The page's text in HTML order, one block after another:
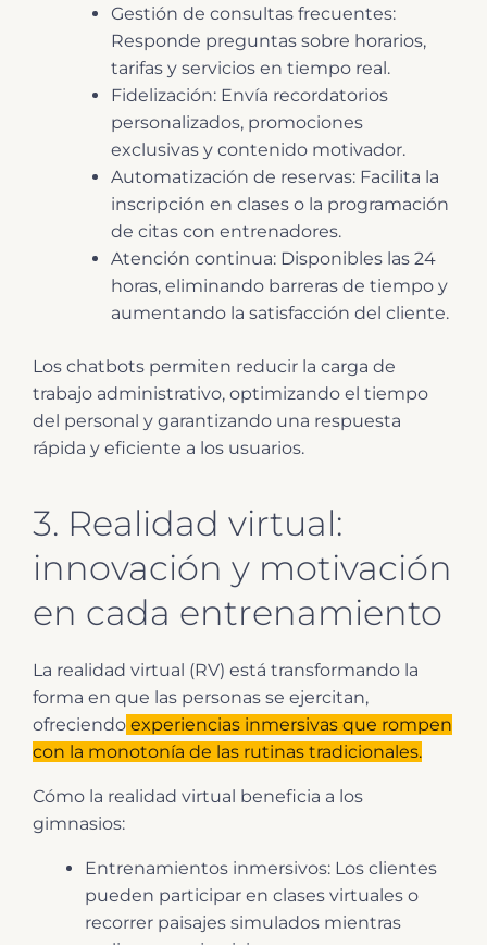
Gestión de consultas frecuentes:
Responde preguntas sobre horarios,
tarifas y servicios en tiempo real.
Fidelización: Envía recordatorios
personalizados, promociones
exclusivas y contenido motivador.
Automatización de reservas: Facilita la
inscripción en clases o la programación
de citas con entrenadores.
Atención continua: Disponibles las 24
horas, eliminando barreras de tiempo y
aumentando la satisfacción del cliente.
Los chatbots permiten reducir la carga de
trabajo administrativo, optimizando el tiempo
del personal y garantizando una respuesta
rápida y eficiente a los usuarios.
3. Realidad virtual:
innovación y motivación
en cada entrenamiento
La realidad virtual (RV) está transformando la
forma en que las personas se ejercitan,
ofreciendo experiencias inmersivas que rompen
con la monotonía de las rutinas tradicionales.
Cómo la realidad virtual beneficia a los
gimnasios:
Entrenamientos inmersivos: Los clientes
pueden participar en clases virtuales o
recorrer paisajes simulados mientras